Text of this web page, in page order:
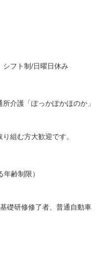
シフト制/日曜日休み
介護「ぽっかぽかほのか」
組む方大歓迎です。
齢制限）
礎研修修了者、普通自動車